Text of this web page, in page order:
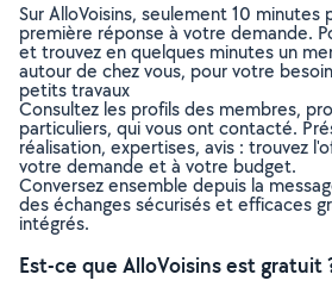
Sur AlloVoisins, seulement 10 minutes
première réponse à votre demande.
et trouvez en quelques minutes un
autour de chez vous, pour votre
petits travaux
Consultez les profils des membres,
particuliers, qui vous ont contacté.
réalisation, expertises, avis : trouvez
votre demande et à votre budget.
Conversez ensemble depuis la
des échanges sécurisés et efficaces
intégrés.
Est-ce que AlloVoisins est gratuit